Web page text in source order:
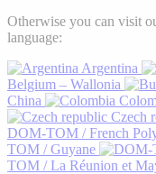
Otherwise you can visit
language:
Argentina
Belgium – Wallonia
China
Czech
DOM-TOM / French
TOM / Guyane
TOM / La Réunion et